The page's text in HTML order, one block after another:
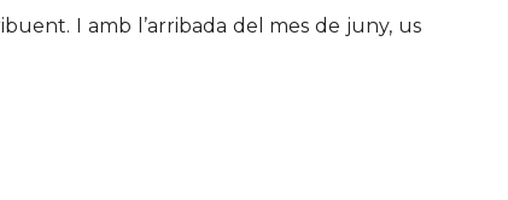
I amb l’arribada del mes de juny, us